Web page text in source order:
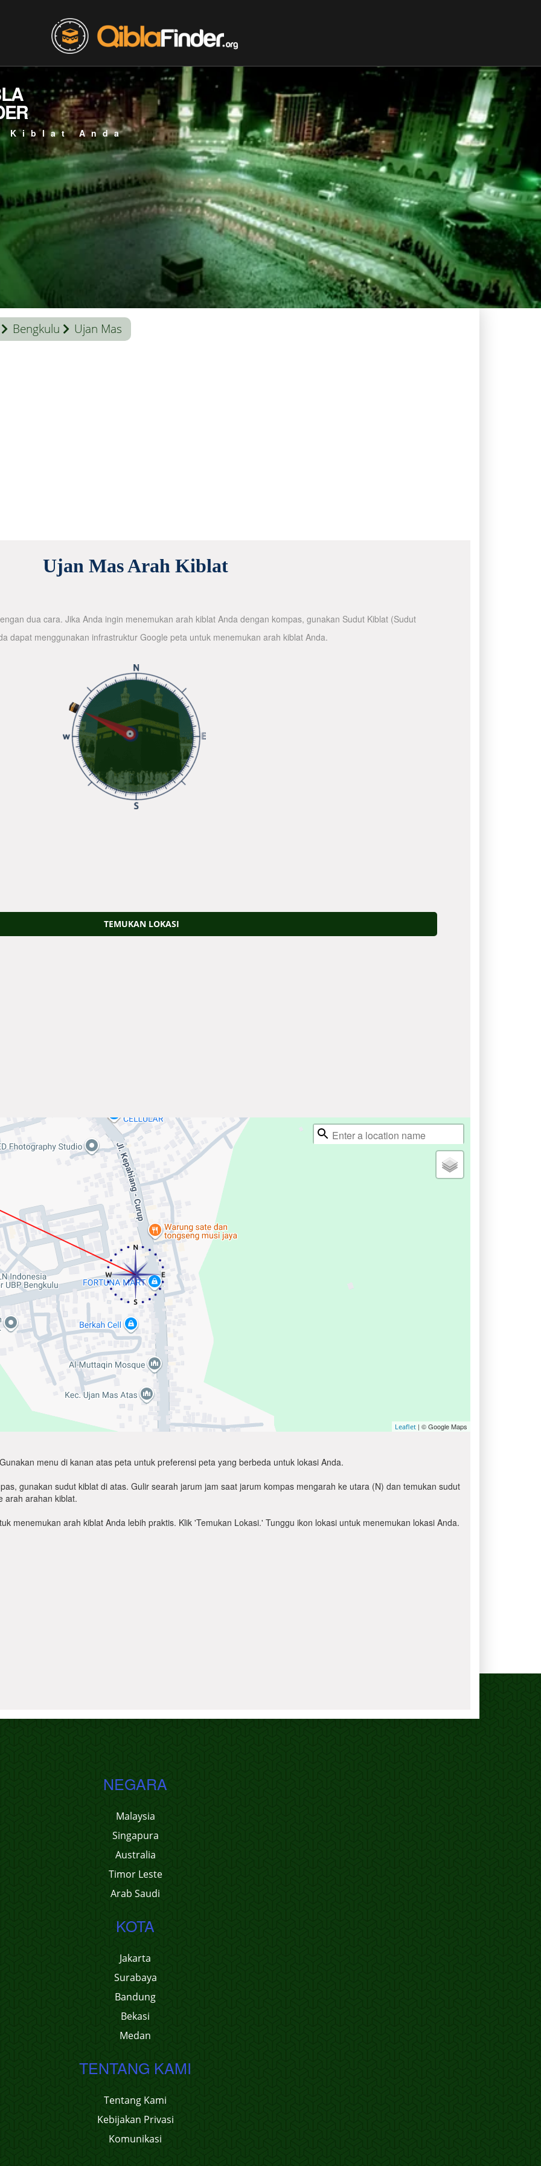
Kiblat Anda
Bengkulu Ujan Mas
Ujan Mas Arah Kiblat
dua cara. Jika Anda ingin menemukan arah kiblat Anda dengan kompas, gunakan Sudut Kiblat (Sudut
dapat menggunakan infrastruktur Google peta untuk menemukan arah kiblat Anda.
TEMUKAN LOKASI
Leaflet | © Google Maps
menu di kanan atas peta untuk preferensi peta yang berbeda untuk lokasi Anda.
gunakan sudut kiblat di atas. Gulir searah jarum jam saat jarum kompas mengarah ke utara (N) dan temukan sudut
arah arahan kiblat.
menemukan arah kiblat Anda lebih praktis. Klik 'Temukan Lokasi.' Tunggu ikon lokasi untuk menemukan lokasi Anda.
NEGARA
Malaysia
Singapura
Australia
Timor Leste
Arab Saudi
KOTA
Jakarta
Surabaya
Bandung
Bekasi
Medan
TENTANG KAMI
Tentang Kami
Kebijakan Privasi
Komunikasi